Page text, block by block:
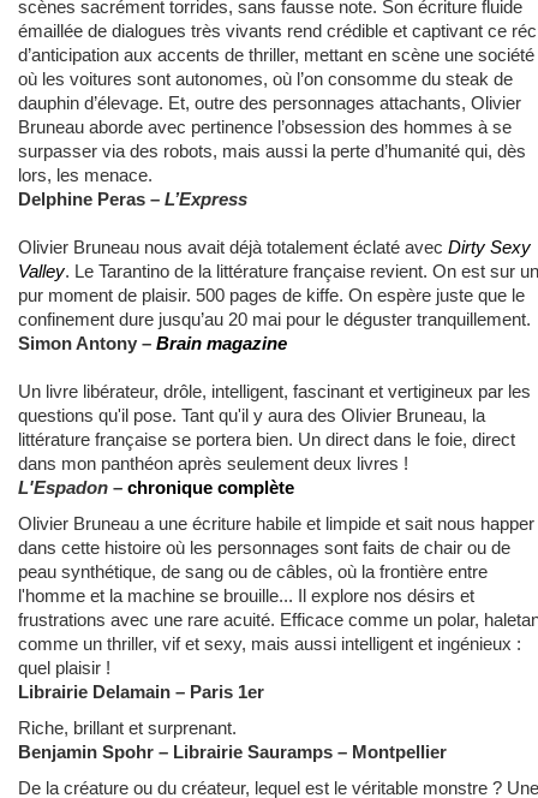
scènes sacrément torrides, sans fausse note. Son écriture fluide
émaillée de dialogues très vivants rend crédible et captivant ce
d’anticipation aux accents de thriller, mettant en scène une société
où les voitures sont autonomes, où l’on consomme du steak de
dauphin d’élevage. Et, outre des personnages attachants, Olivier
Bruneau aborde avec pertinence l’obsession des hommes à se
surpasser via des robots, mais aussi la perte d’humanité qui, dès
lors, les menace.
Delphine Peras – L’Express
Olivier Bruneau nous avait déjà totalement éclaté avec Dirty Sexy
Valley. Le Tarantino de la littérature française revient. On est sur un
pur moment de plaisir. 500 pages de kiffe. On espère juste que le
confinement dure jusqu’au 20 mai pour le déguster tranquillement.
Simon Antony – Brain magazine
Un livre libérateur, drôle, intelligent, fascinant et vertigineux par les
questions qu'il pose. Tant qu'il y aura des Olivier Bruneau, la
littérature française se portera bien. Un direct dans le foie, direct
dans mon panthéon après seulement deux livres !
L'Espadon – chronique complète
Olivier Bruneau a une écriture habile et limpide et sait nous happer
dans cette histoire où les personnages sont faits de chair ou de
peau synthétique, de sang ou de câbles, où la frontière entre
l'homme et la machine se brouille... Il explore nos désirs et
frustrations avec une rare acuité. Efficace comme un polar,
comme un thriller, vif et sexy, mais aussi intelligent et ingénieux :
quel plaisir !
Librairie Delamain – Paris 1er
Riche, brillant et surprenant.
Benjamin Spohr – Librairie Sauramps – Montpellier
De la créature ou du créateur, lequel est le véritable monstre ? Une